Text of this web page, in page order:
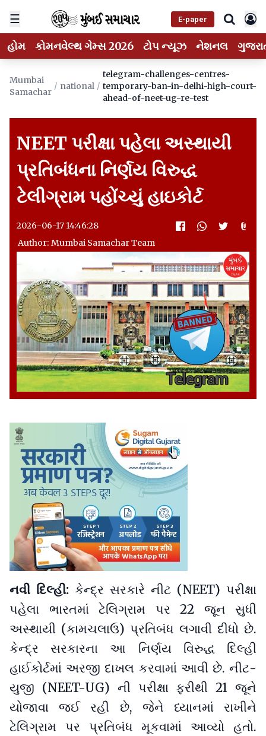
☰ E-paper
હોમ કોમનવેલ્થ ગેમ્સ 2026 ટોપ ન્યૂઝ નેશનલ
Mumbai
Samachar
/ national /
telegram-challenges-centres-
temporary-ban-in-delhi-high-court-
ahead-of-neet-ug-re-test
NEET પરીક્ષા પહેલા અસ્થાયી
પ્રતિબંધના નિર્ણય વિરુદ્ધ
ટેલીગ્રામ પહોંચ્યું હાઇકોર્ટ
2026-06-17 14:46:28
Author: Mumbai Samachar Team
નવી દિલ્હી: કેન્દ્ર સરકારે નીટ (NEET) પરીક્ષા
પહેલા ભારતમાં ટેલિગ્રામ પર 22 જૂન સુધી
અસ્થાયી (કામચલાઉ) પ્રતિબંધ લગાવી દીધો છે.
કેન્દ્ર સરકારના આ નિર્ણય વિરુદ્ધ દિલ્હી
હાઈકોર્ટમાં અરજી દાખલ કરવામાં આવી છે. નીટ-
યુજી (NEET-UG) ની પરીક્ષા ફરીથી 21 જૂને
યોજાવા જઈ રહી છે, જેને ધ્યાનમાં રાખીને
ટેલિગ્રામ પર પ્રતિબંધ મૂકવામાં આવ્યો હતો.